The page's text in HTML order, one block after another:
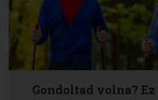
Gondoltad volna? Ez